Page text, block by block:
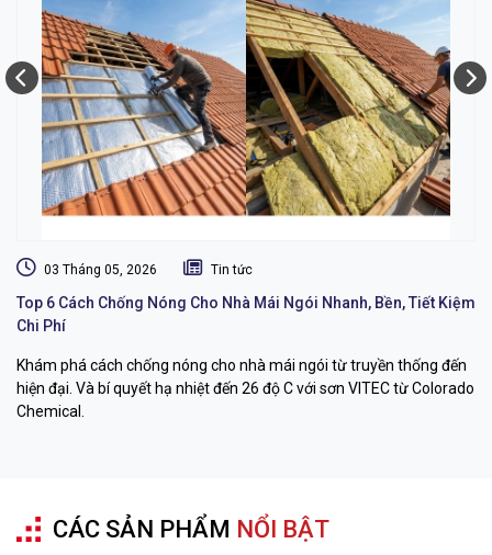
03 Tháng 05, 2026 Tin tức
Top 6 Cách Chống Nóng Cho Nhà Mái Ngói Nhanh, Bền, Tiết Kiệm
Chi Phí
Khám phá cách chống nóng cho nhà mái ngói từ truyền thống đến
hiện đại. Và bí quyết hạ nhiệt đến 26 độ C với sơn VITEC từ Colorado
Chemical.
CÁC SẢN PHẨM NỔI BẬT